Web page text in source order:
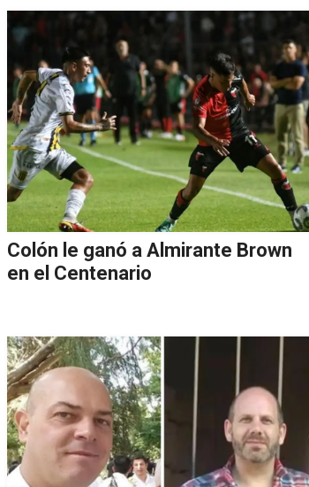
Colón le ganó a Almirante Brown
en el Centenario